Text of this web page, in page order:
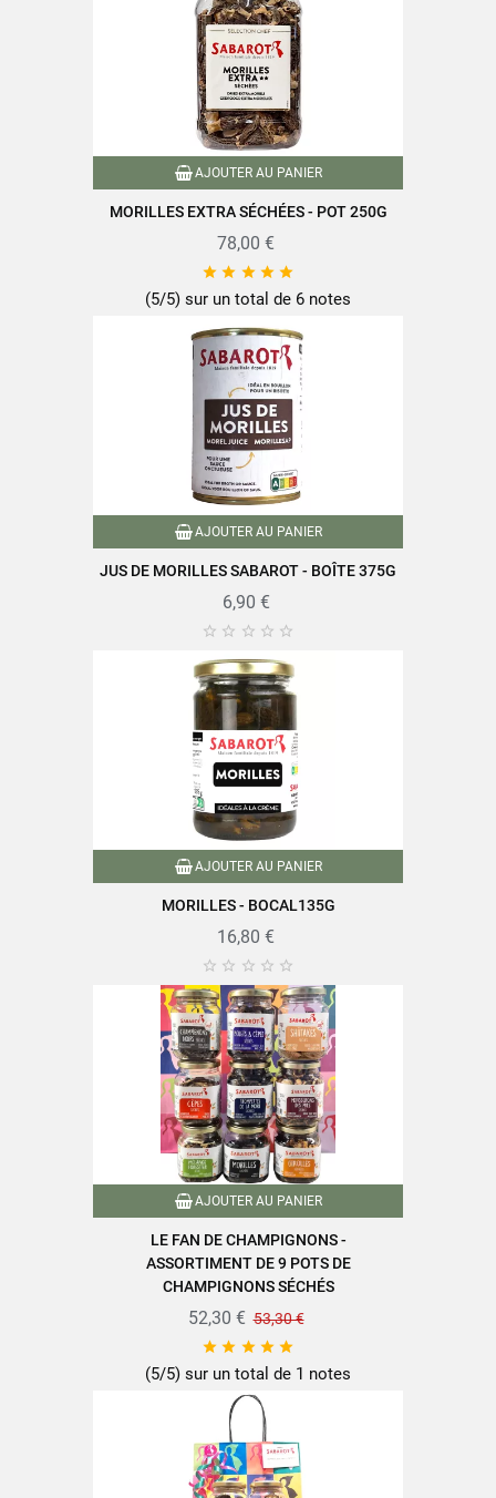
Grammage Champignons
Champignons inférieurs ou
Champignons supérieurs ou
RéférencePF01376
Références spécifiques
AJOUTER AU PANIER
MORILLES EXTRA SÉCHÉES - POT 250G
78,00 €
    
(5/5) sur un total de 6 notes
AJOUTER AU PANIER
JUS DE MORILLES SABAROT - BOÎTE 375G
6,90 €
    
AJOUTER AU PANIER
MORILLES - BOCAL135G
16,80 €
    
AJOUTER AU PANIER
LE FAN DE CHAMPIGNONS -
ASSORTIMENT DE 9 POTS DE
CHAMPIGNONS SÉCHÉS
52,30 € 53,30 €
    
(5/5) sur un total de 1 notes